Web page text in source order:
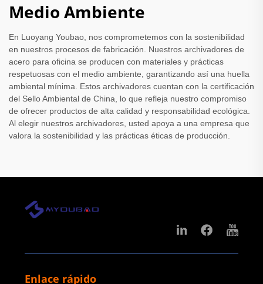
Medio Ambiente
En Luoyang Youbao, nos comprometemos con la sostenibilidad
en nuestros procesos de fabricación. Nuestros archivadores de
acero para oficina se producen con materiales y prácticas
respetuosas con el medio ambiente, garantizando así una huella
ambiental mínima. Estos archivadores cuentan con la certificación
del Sello Ambiental de China, lo que refleja nuestro compromiso
de ofrecer productos de alta calidad y responsabilidad ecológica.
Al elegir nuestros archivadores, usted apoya a una empresa que
valora la sostenibilidad y las prácticas éticas de producción.
Enlace rápido